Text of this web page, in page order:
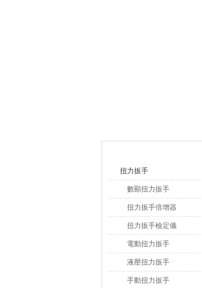
扭力扳手
數顯扭力扳手
扭力扳手倍增器
扭力扳手檢定儀
電動扭力扳手
液壓扭力扳手
手動扭力扳手